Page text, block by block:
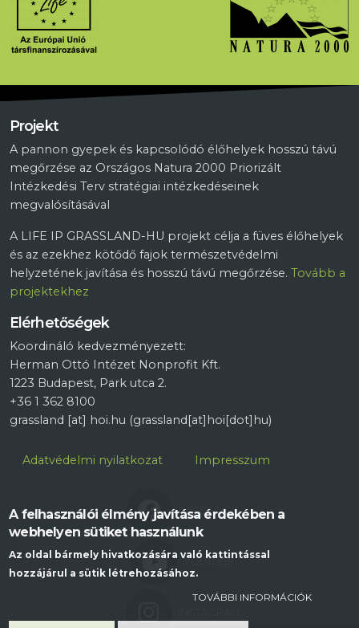
Projekt
A pannon gyepek és kapcsolódó élőhelyek hosszú távú
megőrzése az Országos Natura 2000 Priorizált
Intézkedési Terv stratégiai intézkedéseinek
megvalósításával
A LIFE IP GRASSLAND-HU projekt célja a füves élőhelyek
és az ezekhez kötődő fajok természetvédelmi
helyzetének javítása és hosszú távú megőrzése. Tovább a
projektekhez
Elérhetőségek
Koordináló kedvezményezett:
Herman Ottó Intézet Nonprofit Kft.
1223 Budapest, Park utca 2.
+36 1 362 8100
grassland [at] hoi.hu (grassland[at]hoi[dot]hu)
Lábléc
Adatvédelmi nyilatkozat Impresszum
FACEBOOK
YOUTUBE
A felhasználói élmény javítása érdekében a
webhelyen sütiket használunk
Az oldal bármely hivatkozására való kattintással
hozzájárul a sütik létrehozásához.
TOVÁBBI INFORMÁCIÓK